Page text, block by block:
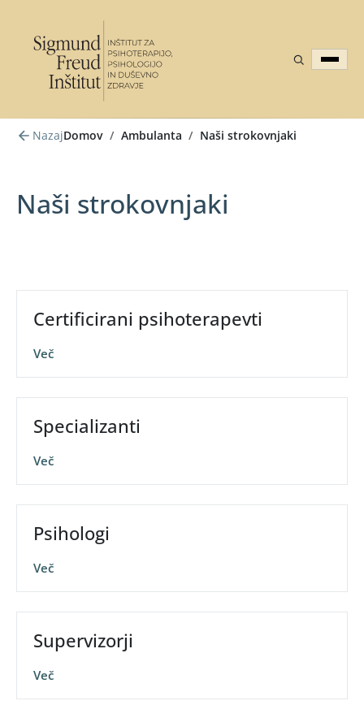
NazajDomov / Ambulanta / Naši strokovnjaki
Naši strokovnjaki
Certificirani psihoterapevti
Več
Specializanti
Več
Psihologi
Več
Supervizorji
Več